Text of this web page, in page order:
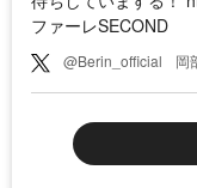
ファーレSECOND
@Berin_official 岡